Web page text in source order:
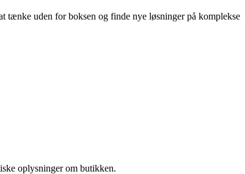
tænke uden for boksen og finde nye løsninger på komplekse
oplysninger om butikken.